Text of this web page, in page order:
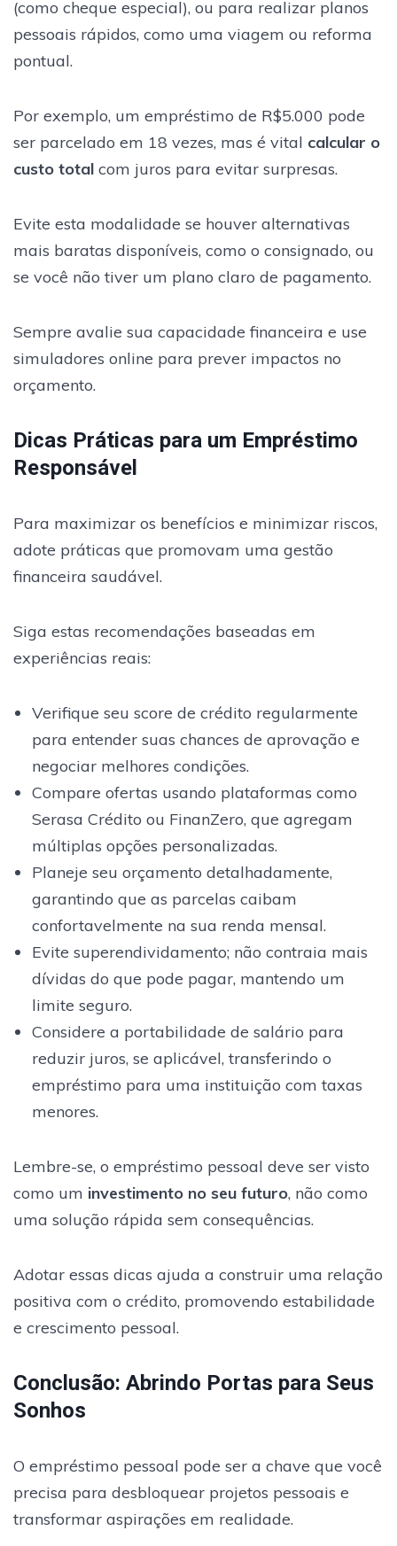
(como cheque especial), ou para realizar planos
pessoais rápidos, como uma viagem ou reforma
pontual.
Por exemplo, um empréstimo de R$5.000 pode
ser parcelado em 18 vezes, mas é vital calcular o
custo total com juros para evitar surpresas.
Evite esta modalidade se houver alternativas
mais baratas disponíveis, como o consignado, ou
se você não tiver um plano claro de pagamento.
Sempre avalie sua capacidade financeira e use
simuladores online para prever impactos no
orçamento.
Dicas Práticas para um Empréstimo
Responsável
Para maximizar os benefícios e minimizar riscos,
adote práticas que promovam uma gestão
financeira saudável.
Siga estas recomendações baseadas em
experiências reais:
Verifique seu score de crédito regularmente
para entender suas chances de aprovação e
negociar melhores condições.
Compare ofertas usando plataformas como
Serasa Crédito ou FinanZero, que agregam
múltiplas opções personalizadas.
Planeje seu orçamento detalhadamente,
garantindo que as parcelas caibam
confortavelmente na sua renda mensal.
Evite superendividamento; não contraia mais
dívidas do que pode pagar, mantendo um
limite seguro.
Considere a portabilidade de salário para
reduzir juros, se aplicável, transferindo o
empréstimo para uma instituição com taxas
menores.
Lembre-se, o empréstimo pessoal deve ser visto
como um investimento no seu futuro, não como
uma solução rápida sem consequências.
Adotar essas dicas ajuda a construir uma relação
positiva com o crédito, promovendo estabilidade
e crescimento pessoal.
Conclusão: Abrindo Portas para Seus
Sonhos
O empréstimo pessoal pode ser a chave que você
precisa para desbloquear projetos pessoais e
transformar aspirações em realidade.